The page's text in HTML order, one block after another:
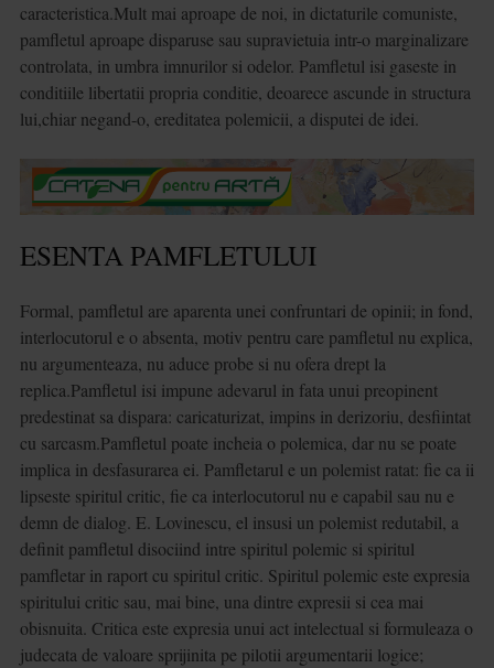
caracteristica.Mult mai aproape de noi, in dictaturile comuniste,
pamfletul aproape disparuse sau supravietuia intr-o marginalizare
controlata, in umbra imnurilor si odelor. Pamfletul isi gaseste in
conditiile libertatii propria conditie, deoarece ascunde in structura
lui,chiar negand-o, ereditatea polemicii, a disputei de idei.
ESENTA PAMFLETULUI
Formal, pamfletul are aparenta unei confruntari de opinii; in fond,
interlocutorul e o absenta, motiv pentru care pamfletul nu explica,
nu argumenteaza, nu aduce probe si nu ofera drept la
replica.Pamfletul isi impune adevarul in fata unui preopinent
predestinat sa dispara: caricaturizat, impins in derizoriu, desfiintat
cu sarcasm.Pamfletul poate incheia o polemica, dar nu se poate
implica in desfasurarea ei. Pamfletarul e un polemist ratat: fie ca ii
lipseste spiritul critic, fie ca interlocutorul nu e capabil sau nu e
demn de dialog. E. Lovinescu, el insusi un polemist redutabil, a
definit pamfletul disociind intre spiritul polemic si spiritul
pamfletar in raport cu spiritul critic. Spiritul polemic este expresia
spiritului critic sau, mai bine, una dintre expresii si cea mai
obisnuita. Critica este expresia unui act intelectual si formuleaza o
judecata de valoare sprijinita pe pilotii argumentarii logice;